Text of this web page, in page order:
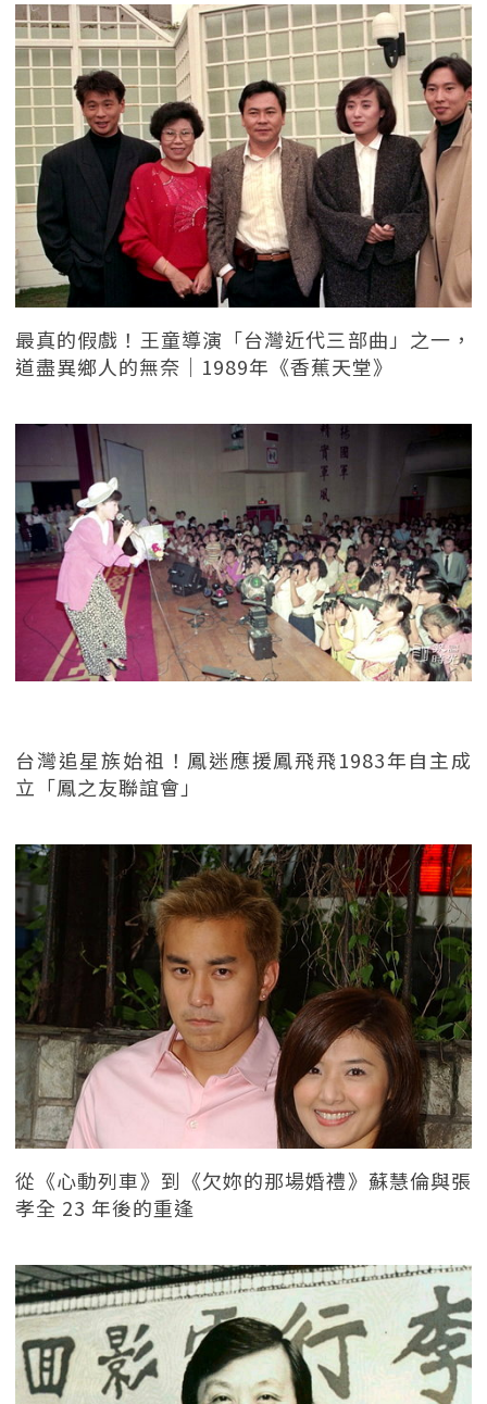
最真的假戲！王童導演「台灣近代三部曲」之一，
道盡異鄉人的無奈｜1989年《香蕉天堂》
台灣追星族始祖！鳳迷應援鳳飛飛1983年自主成
立「鳳之友聯誼會」
從《心動列車》到《欠妳的那場婚禮》蘇慧倫與張
孝全 23 年後的重逢